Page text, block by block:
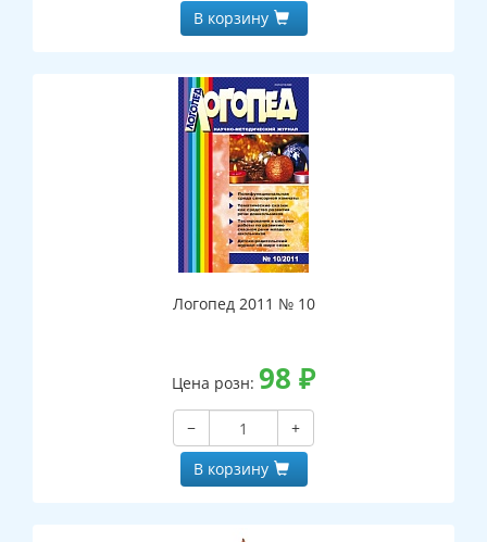
В корзину
Логопед 2011 № 10
Цена розн: 98 ₽
−
+
В корзину